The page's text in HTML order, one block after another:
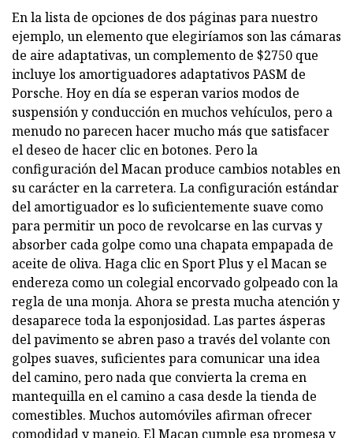
En la lista de opciones de dos páginas para nuestro
ejemplo, un elemento que elegiríamos son las cámaras
de aire adaptativas, un complemento de $2750 que
incluye los amortiguadores adaptativos PASM de
Porsche. Hoy en día se esperan varios modos de
suspensión y conducción en muchos vehículos, pero a
menudo no parecen hacer mucho más que satisfacer
el deseo de hacer clic en botones. Pero la
configuración del Macan produce cambios notables en
su carácter en la carretera. La configuración estándar
del amortiguador es lo suficientemente suave como
para permitir un poco de revolcarse en las curvas y
absorber cada golpe como una chapata empapada de
aceite de oliva. Haga clic en Sport Plus y el Macan se
endereza como un colegial encorvado golpeado con la
regla de una monja. Ahora se presta mucha atención y
desaparece toda la esponjosidad. Las partes ásperas
del pavimento se abren paso a través del volante con
golpes suaves, suficientes para comunicar una idea
del camino, pero nada que convierta la crema en
mantequilla en el camino a casa desde la tienda de
comestibles. Muchos automóviles afirman ofrecer
comodidad y manejo. El Macan cumple esa promesa y